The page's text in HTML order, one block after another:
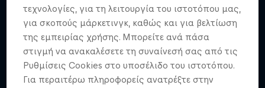
Ep 4 (Basement)
Σεζόν 3 Επεισόδιο 4
2 min · 08.06.2021
text
The making of a champion: Max Verstappen
τεχνολογίες, για τη λειτουργία του ιστοτόπου μας,
για σκοπούς μάρκετινγκ, καθώς και για βελτίωση
της εμπειρίας χρήσης. Μπορείτε ανά πάσα
στιγμή να ανακαλέσετε τη συναίνεσή σας από τις
Ρυθμίσεις Cookies στο υποσέλιδο του ιστοτόπου.
Για περαιτέρω πληροφορείς ανατρέξτε στην